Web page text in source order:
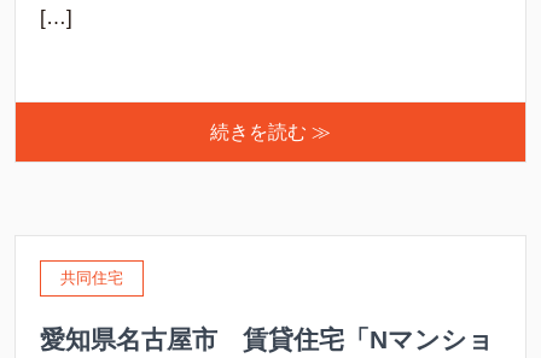
[…]
続きを読む ≫
共同住宅
愛知県名古屋市 賃貸住宅「Nマンショ